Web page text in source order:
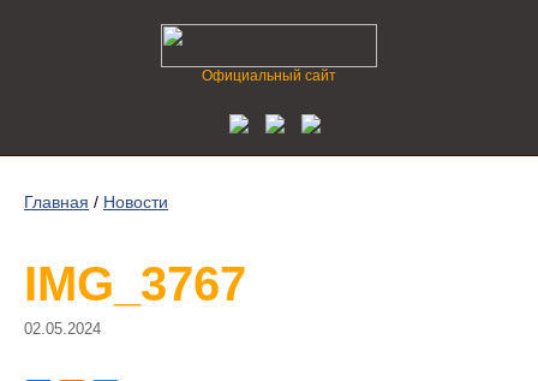
Официальный сайт
Главная / Новости
IMG_3767
02.05.2024